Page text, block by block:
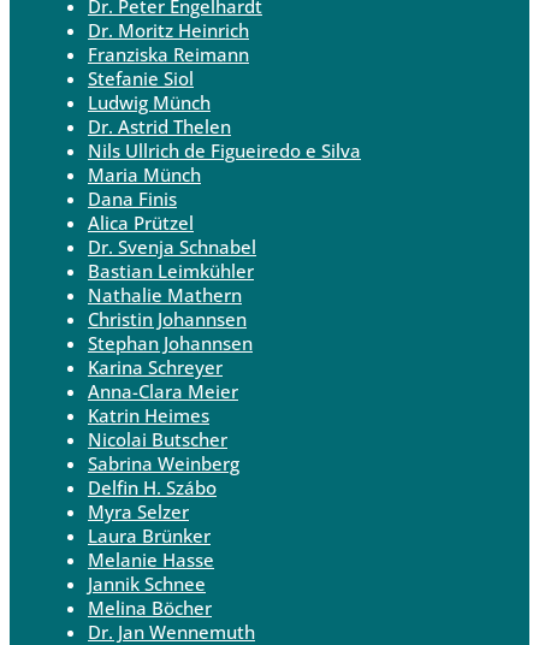
Dr. Peter Engelhardt
Dr. Moritz Heinrich
Franziska Reimann
Stefanie Siol
Ludwig Münch
Dr. Astrid Thelen
Nils Ullrich de Figueiredo e Silva
Maria Münch
Dana Finis
Alica Prützel
Dr. Svenja Schnabel
Bastian Leimkühler
Nathalie Mathern
Christin Johannsen
Stephan Johannsen
Karina Schreyer
Anna-Clara Meier
Katrin Heimes
Nicolai Butscher
Sabrina Weinberg
Delfin H. Szábo
Myra Selzer
Laura Brünker
Melanie Hasse
Jannik Schnee
Melina Böcher
Dr. Jan Wennemuth